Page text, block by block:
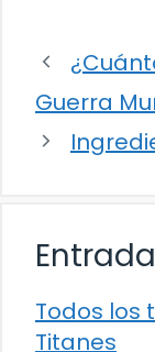
Guerra
Todos los
Titanes